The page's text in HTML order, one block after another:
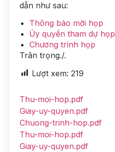
dẫn như sau:
Thông báo mời họp
Ủy quyền tham dự họp
Chương trình họp
Trân trọng./.
Lượt xem: 219
Thu-moi-hop.pdf
Giay-uy-quyen.pdf
Chuong-trinh-hop.pdf
Thu-moi-hop.pdf
Giay-uy-quyen.pdf